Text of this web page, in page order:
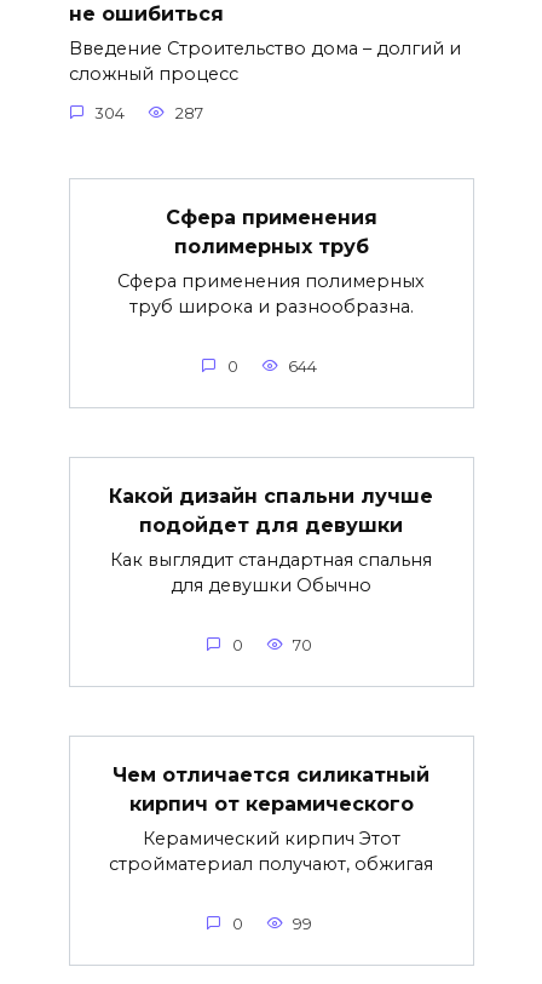
не ошибиться
Введение Строительство дома – долгий и
сложный процесс
304 287
Сфера применения
полимерных труб
Сфера применения полимерных
труб широка и разнообразна.
0 644
Какой дизайн спальни лучше
подойдет для девушки
Как выглядит стандартная спальня
для девушки Обычно
0 70
Чем отличается силикатный
кирпич от керамического
Керамический кирпич Этот
стройматериал получают, обжигая
0 99